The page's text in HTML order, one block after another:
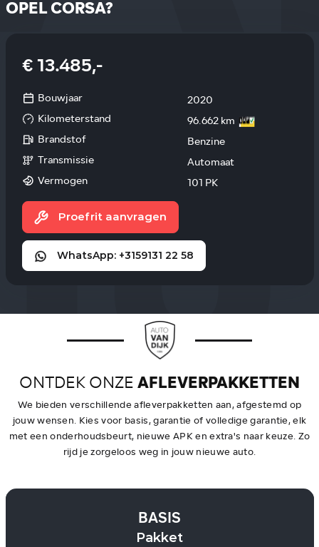
OPEL CORSA?
€ 13.485,-
Bouwjaar
2020
Kilometerstand
96.662 km
Brandstof
Benzine
Transmissie
Automaat
Vermogen
101 PK
Proefrit aanvragen
WhatsApp: +3159131 22 58
ONTDEK ONZE AFLEVERPAKKETTEN
We bieden verschillende afleverpakketten aan, afgestemd op
jouw wensen. Kies voor basis, garantie of volledige garantie, elk
met een onderhoudsbeurt, nieuwe APK en extra's naar keuze. Zo
rijd je zorgeloos weg in jouw nieuwe auto.
BASIS
Pakket